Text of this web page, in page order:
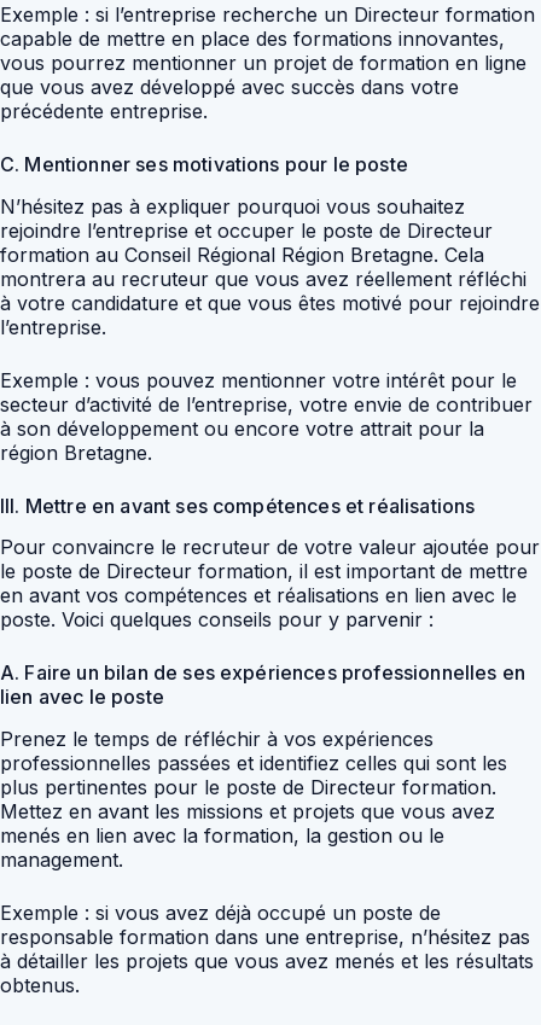
Exemple : si l’entreprise recherche un Directeur formation
capable de mettre en place des formations innovantes,
vous pourrez mentionner un projet de formation en ligne
que vous avez développé avec succès dans votre
précédente entreprise.
C. Mentionner ses motivations pour le poste
N’hésitez pas à expliquer pourquoi vous souhaitez
rejoindre l’entreprise et occuper le poste de Directeur
formation au Conseil Régional Région Bretagne. Cela
montrera au recruteur que vous avez réellement réfléchi
à votre candidature et que vous êtes motivé pour rejoindre
l’entreprise.
Exemple : vous pouvez mentionner votre intérêt pour le
secteur d’activité de l’entreprise, votre envie de contribuer
à son développement ou encore votre attrait pour la
région Bretagne.
III. Mettre en avant ses compétences et réalisations
Pour convaincre le recruteur de votre valeur ajoutée pour
le poste de Directeur formation, il est important de mettre
en avant vos compétences et réalisations en lien avec le
poste. Voici quelques conseils pour y parvenir :
A. Faire un bilan de ses expériences professionnelles en
lien avec le poste
Prenez le temps de réfléchir à vos expériences
professionnelles passées et identifiez celles qui sont les
plus pertinentes pour le poste de Directeur formation.
Mettez en avant les missions et projets que vous avez
menés en lien avec la formation, la gestion ou le
management.
Exemple : si vous avez déjà occupé un poste de
responsable formation dans une entreprise, n’hésitez pas
à détailler les projets que vous avez menés et les résultats
obtenus.